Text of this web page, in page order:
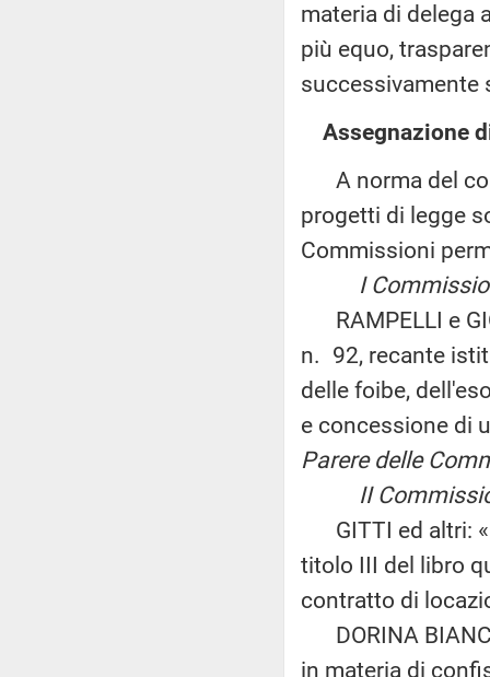
materia di delega
più equo,
successivamente
Assegnazione
A norma del
progetti di legge
Commissioni
I
RAMPELLI e
n. 92, recante
delle foibe,
e concessione di
Parere delle
II
GITTI ed altri:
titolo III del libro
contratto di
DORINA
in materia di